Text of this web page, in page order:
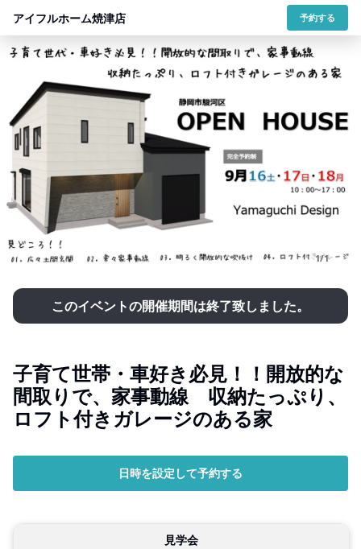
アイフルホーム焼津店 予約する
1/1
このイベントの開催期間は終了致しました。
子育て世帯・車好き必見！！開放的な
間取りで、家事動線 収納たっぷり、
ロフト付きガレージのある家
日時を設定して予約する
見学会